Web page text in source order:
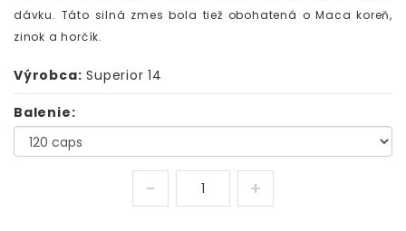
dávku. Táto silná zmes bola tiež obohatená o Maca koreň,
zinok a horčík.
Výrobca: Superior 14
Balenie: